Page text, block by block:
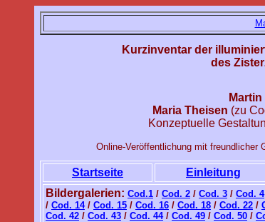
Kurzinventar der
des
Maria Theisen (zu
Konzeptuelle
Online-Veröffentlichung mit freundlicher
Startseite Einleitung
Bildergalerien: Cod.1 / Cod. 2 / Cod. 3 / Cod. 4
/ Cod. 14/ Cod. 15 / Cod. 16 / Cod. 18 / Cod. 22 /
Cod. 42 / Cod. 43 / Cod. 44/ Cod. 49 / Cod. 50 /